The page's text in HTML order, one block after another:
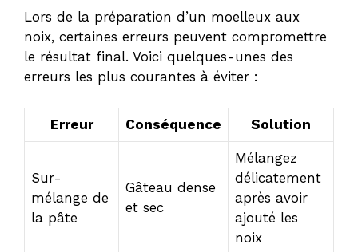
Lors de la préparation d’un moelleux aux
noix, certaines erreurs peuvent compromettre
le résultat final. Voici quelques-unes des
erreurs les plus courantes à éviter :
Erreur Conséquence Solution
Sur-
mélange de
la pâte
Gâteau dense
et sec
Mélangez
délicatement
après avoir
ajouté les
noix